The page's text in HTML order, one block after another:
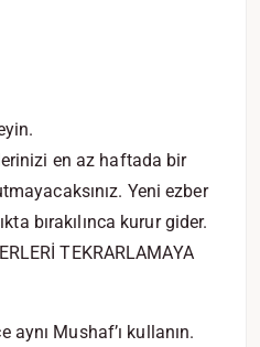
en az haftada bir
Yeni ezber
bırakılınca kurur gider.
TEKRARLAMAYA
aynı Mushaf’ı kullanın.